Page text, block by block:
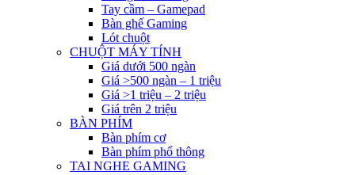
Tay cầm – Gamepad
Bàn ghế Gaming
Lót chuột
CHUỘT MÁY TÍNH
Giá dưới 500 ngàn
Giá >500 ngàn – 1 triệu
Giá >1 triệu – 2 triệu
Giá trên 2 triệu
BÀN PHÍM
Bàn phím cơ
Bàn phím phổ thông
TAI NGHE GAMING